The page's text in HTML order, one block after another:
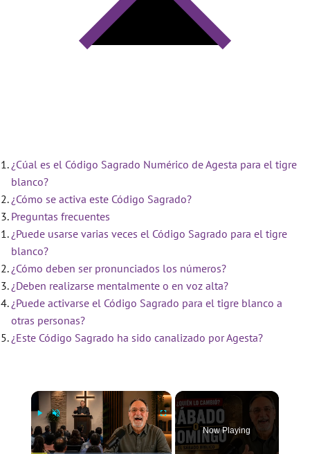
¿Cúal es el Código Sagrado Numérico de Agesta para el tigre
blanco?
¿Cómo se activa este Código Sagrado?
Preguntas frecuentes
¿Puede usarse varias veces el Código Sagrado para el tigre
blanco?
¿Cómo deben ser pronunciados los números?
¿Deben realizarse mentalmente o en voz alta?
¿Puede activarse el Código Sagrado para el tigre blanco a
otras personas?
¿Este Código Sagrado ha sido canalizado por Agesta?
×
Now Playing